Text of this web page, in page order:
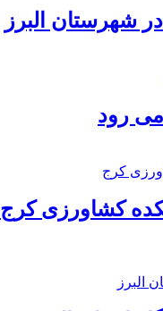
شهرستان البرز
می رود
کشاورزی کرج